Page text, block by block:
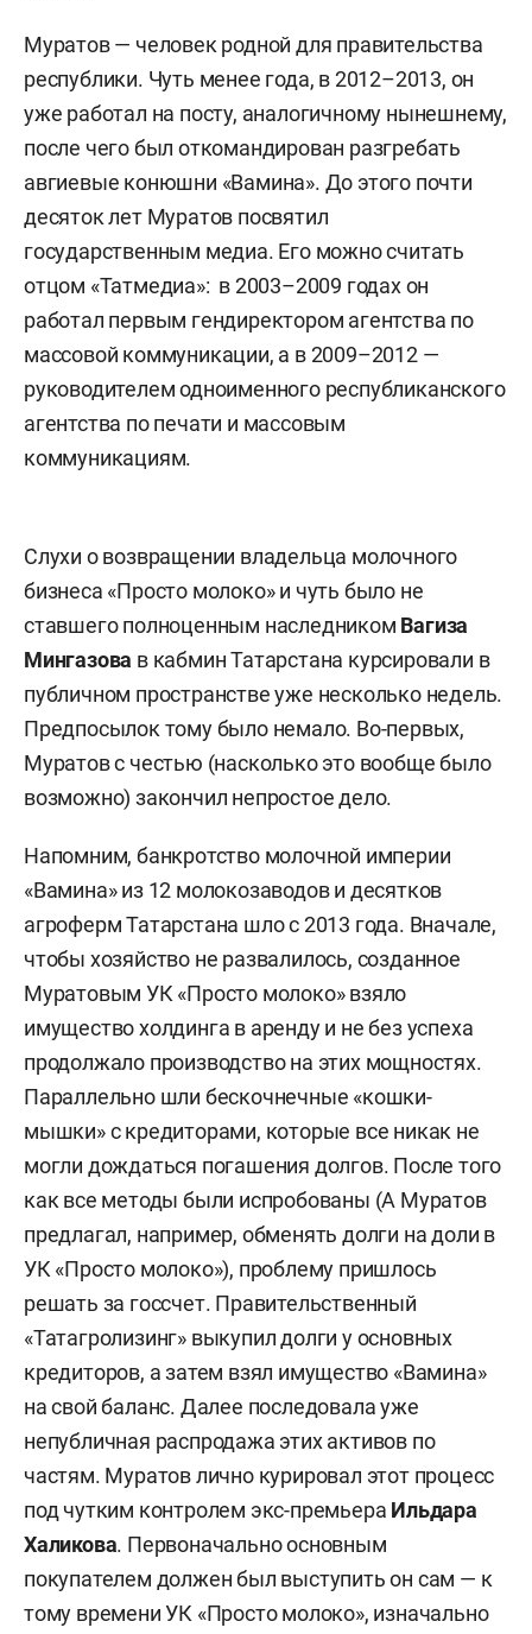
Муратов — человек родной для правительства
республики. Чуть менее года, в 2012–2013, он
уже работал на посту, аналогичному нынешнему,
после чего был откомандирован разгребать
авгиевые конюшни «Вамина». До этого почти
десяток лет Муратов посвятил
государственным медиа. Его можно считать
отцом «Татмедиа»: в 2003–2009 годах он
работал первым гендиректором агентства по
массовой коммуникации, а в 2009–2012 —
руководителем одноименного республиканского
агентства по печати и массовым
коммуникациям.
Слухи о возвращении владельца молочного
бизнеса «Просто молоко» и чуть было не
ставшего полноценным наследником Вагиза
Мингазова в кабмин Татарстана курсировали в
публичном пространстве уже несколько недель.
Предпосылок тому было немало. Во-первых,
Муратов с честью (насколько это вообще было
возможно) закончил непростое дело.
Напомним, банкротство молочной империи
«Вамина» из 12 молокозаводов и десятков
агроферм Татарстана шло с 2013 года. Вначале,
чтобы хозяйство не развалилось, созданное
Муратовым УК «Просто молоко» взяло
имущество холдинга в аренду и не без успеха
продолжало производство на этих мощностях.
Параллельно шли бескочнечные «кошки-
мышки» с кредиторами, которые все никак не
могли дождаться погашения долгов. После того
как все методы были испробованы (А Муратов
предлагал, например, обменять долги на доли в
УК «Просто молоко»), проблему пришлось
решать за госсчет. Правительственный
«Татагролизинг» выкупил долги у основных
кредиторов, а затем взял имущество «Вамина»
на свой баланс. Далее последовала уже
непубличная распродажа этих активов по
частям. Муратов лично курировал этот процесс
под чутким контролем экс-премьера Ильдара
Халикова. Первоначально основным
покупателем должен был выступить он сам — к
тому времени УК «Просто молоко», изначально